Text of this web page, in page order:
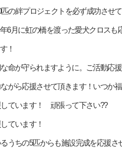
の絆プロジェクトを必ず成功させ
6月に虹の橋を渡った愛犬クロス
！
命が守られますように。ご活動応
がら応援させて頂きます！いつか
ています！ 頑張って下さい??
ています！
うちの5匹からも施設完成を応援さ